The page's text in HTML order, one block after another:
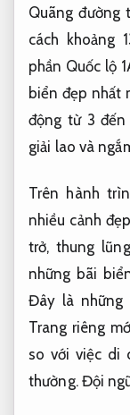
Quãng đường
cách khoảng
phần Quốc lộ
biển đẹp nhất
động từ 3
giải lao và
Trên hành
nhiều cảnh
trở, thung
những bãi
Đây là những
Trang riêng
so với việc di
thường. Đội